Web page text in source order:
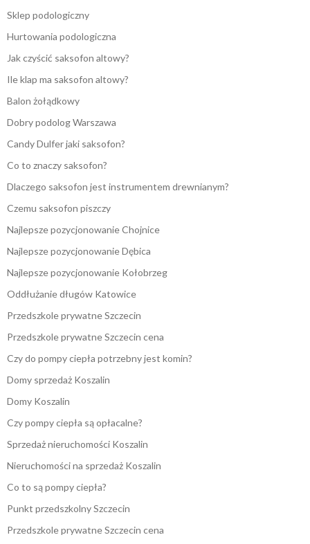
Sklep podologiczny
Hurtowania podologiczna
Jak czyścić saksofon altowy?
Ile klap ma saksofon altowy?
Balon żołądkowy
Dobry podolog Warszawa
Candy Dulfer jaki saksofon?
Co to znaczy saksofon?
Dlaczego saksofon jest instrumentem drewnianym?
Czemu saksofon piszczy
Najlepsze pozycjonowanie Chojnice
Najlepsze pozycjonowanie Dębica
Najlepsze pozycjonowanie Kołobrzeg
Oddłużanie długów Katowice
Przedszkole prywatne Szczecin
Przedszkole prywatne Szczecin cena
Czy do pompy ciepła potrzebny jest komin?
Domy sprzedaż Koszalin
Domy Koszalin
Czy pompy ciepła są opłacalne?
Sprzedaż nieruchomości Koszalin
Nieruchomości na sprzedaż Koszalin
Co to są pompy ciepła?
Punkt przedszkolny Szczecin
Przedszkole prywatne Szczecin cena